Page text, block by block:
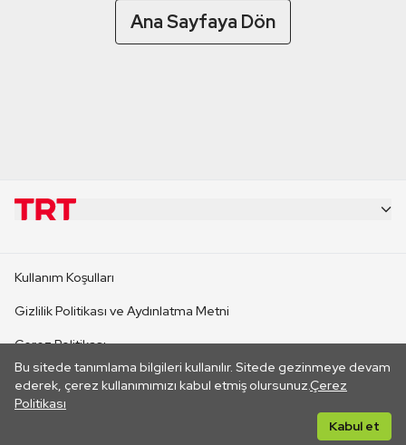
Ana Sayfaya Dön
Bu sitede tanımlama bilgileri kullanılır. Sitede gezinmeye devam
ederek, çerez kullanımımızı kabul etmiş olursunuz.Çerez
Politikası
Kabul et
CANLI YAYINLAR
Kullanım Koşulları
Gizlilik Politikası ve Aydınlatma Metni
Çerez Politikası
İletişim
Her hakkı saklıdır. ©2026 TRT. Bağlantı yoluyla gidilen dış